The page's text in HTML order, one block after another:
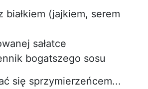
białkiem (jajkiem, serem
sałatce
bogatszego sosu
się sprzymierzeńcem...